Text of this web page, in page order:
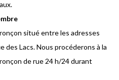
situé entre les adresses
des Lacs. Nous procéderons à la
de rue 24 h/24 durant